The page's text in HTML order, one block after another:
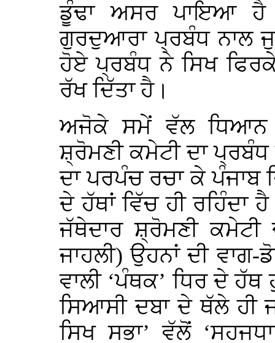
ਡੂੰਢਾ ਅਸਰ ਪਾਇਆ ਹੈ
ਗੁਰਦੁਆਰਾ ਪ੍ਰਬੰਧ ਨਾਲ
ਹੋਏ ਪ੍ਰਬੰਧ ਨੇ ਸਿਖ
ਰੱਖ ਦਿੱਤਾ ਹੈ।
ਅਜੋਕੇ ਸਮੇਂ ਵੱਲ ਧਿਆਨ
ਸ਼੍ਰੋਮਣੀ ਕਮੇਟੀ ਦਾ
ਦਾ ਪਰਪੰਚ ਰਚਾ ਕੇ ਪੰਜਾਬ
ਦੇ ਹੱਥਾਂ ਵਿੱਚ ਹੀ ਰਹਿੰਦਾ
ਜੱਥੇਦਾਰ ਸ਼੍ਰੋਮਣੀ
ਜਾਹਲੀ) ਉਹਨਾਂ ਦੀ
ਵਾਲੀ ‘ਪੰਥਕ’ ਧਿਰ ਦੇ
ਸਿਆਸੀ ਦਬਾ ਦੇ ਥੱਲੇ ਹੀ
ਸਿਖ ਸਭਾ’ ਵੱਲੋਂ